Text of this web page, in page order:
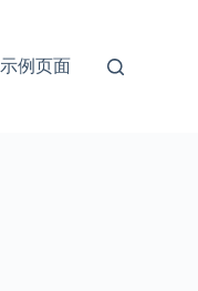
示例页面